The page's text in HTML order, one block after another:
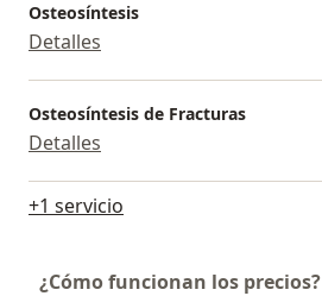
Osteosíntesis
Detalles
Osteosíntesis de Fracturas
Detalles
+1 servicio
¿Cómo funcionan los precios?